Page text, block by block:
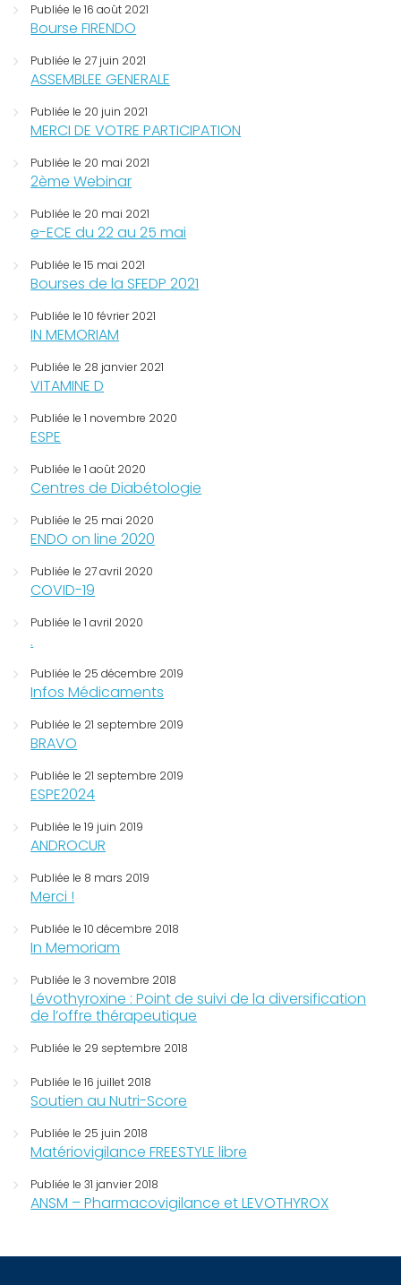
Publiée le 16 août 2021
Bourse FIRENDO
Publiée le 27 juin 2021
ASSEMBLEE GENERALE
Publiée le 20 juin 2021
MERCI DE VOTRE PARTICIPATION
Publiée le 20 mai 2021
2ème Webinar
Publiée le 20 mai 2021
e-ECE du 22 au 25 mai
Publiée le 15 mai 2021
Bourses de la SFEDP 2021
Publiée le 10 février 2021
IN MEMORIAM
Publiée le 28 janvier 2021
VITAMINE D
Publiée le 1 novembre 2020
ESPE
Publiée le 1 août 2020
Centres de Diabétologie
Publiée le 25 mai 2020
ENDO on line 2020
Publiée le 27 avril 2020
COVID-19
Publiée le 1 avril 2020
.
Publiée le 25 décembre 2019
Infos Médicaments
Publiée le 21 septembre 2019
BRAVO
Publiée le 21 septembre 2019
ESPE2024
Publiée le 19 juin 2019
ANDROCUR
Publiée le 8 mars 2019
Merci !
Publiée le 10 décembre 2018
In Memoriam
Publiée le 3 novembre 2018
Lévothyroxine : Point de suivi de la diversification
de l’offre thérapeutique
Publiée le 29 septembre 2018
Publiée le 16 juillet 2018
Soutien au Nutri-Score
Publiée le 25 juin 2018
Matériovigilance FREESTYLE libre
Publiée le 31 janvier 2018
ANSM – Pharmacovigilance et LEVOTHYROX